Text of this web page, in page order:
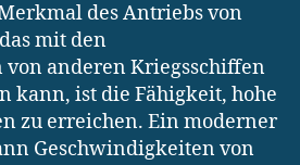
des Antriebs von
mit den
von anderen Kriegsschiffen
kann, ist die Fähigkeit, hohe
zu erreichen. Ein moderner
Geschwindigkeiten von